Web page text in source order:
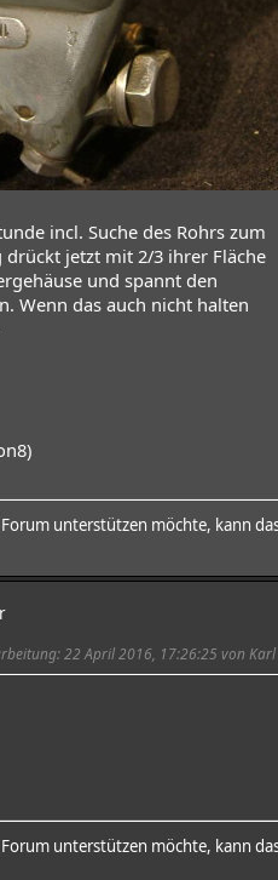
incl. Suche des Rohrs zum
jetzt mit 2/3 ihrer Fläche
und spannt den
Wenn das auch nicht halten
Forum unterstützen möchte, kann
: 22 April 2016, 17:26:25 von Karl
Forum unterstützen möchte, kann